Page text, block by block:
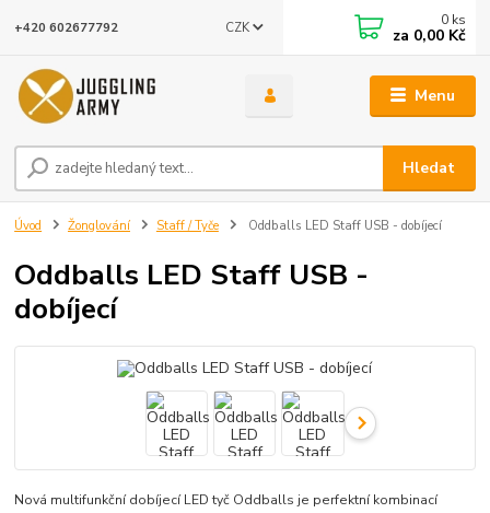
Menu
CZK
Hledat
+420 602677792 0 ks
za 0,00 Kč
Úvod Žonglování Staff / Tyče Oddballs LED Staff USB - dobíjecí
Oddballs LED Staff USB -
dobíjecí
Nová multifunkční dobíjecí LED tyč Oddballs je perfektní kombinací